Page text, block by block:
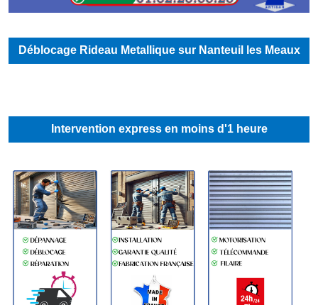
Déblocage Rideau Metallique sur Nanteuil les Meaux
Intervention express en moins d'1 heure